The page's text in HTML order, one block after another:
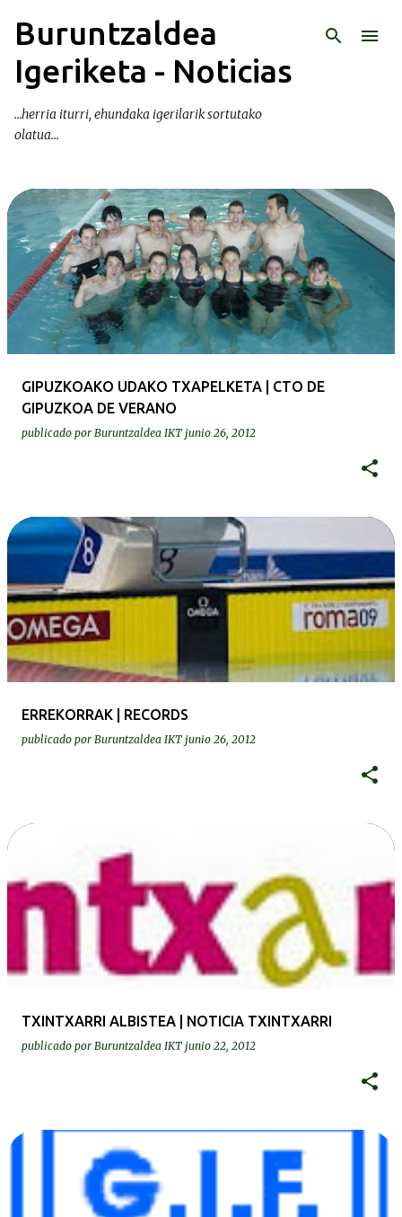
Ir al contenido principal
Buruntzaldea
Igeriketa - Noticias
...herria iturri, ehundaka igerilarik sortutako
olatua...
E
n
r
a
GIPUZKOAKO UDAKO TXAPELKETA | CTO DE
GIPUZKOA DE VERANO
publicado por Buruntzaldea IKT junio 26, 2012
ERREKORRAK | RECORDS
publicado por Buruntzaldea IKT junio 26, 2012
TXINTXARRI ALBISTEA | NOTICIA TXINTXARRI
publicado por Buruntzaldea IKT junio 22, 2012